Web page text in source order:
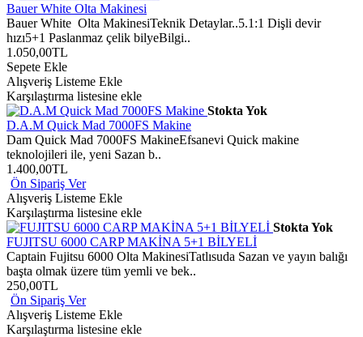
Bauer White Olta Makinesi
Bauer White Olta MakinesiTeknik Detaylar..5.1:1 Dişli devir
hızı5+1 Paslanmaz çelik bilyeBilgi..
1.050,00TL
Sepete Ekle
Alışveriş Listeme Ekle
Karşılaştırma listesine ekle
Stokta Yok
D.A.M Quick Mad 7000FS Makine
Dam Quick Mad 7000FS MakineEfsanevi Quick makine
teknolojileri ile, yeni Sazan b..
1.400,00TL
Ön Sipariş Ver
Alışveriş Listeme Ekle
Karşılaştırma listesine ekle
Stokta Yok
FUJITSU 6000 CARP MAKİNA 5+1 BİLYELİ
Captain Fujitsu 6000 Olta MakinesiTatlısuda Sazan ve yayın balığı
başta olmak üzere tüm yemli ve bek..
250,00TL
Ön Sipariş Ver
Alışveriş Listeme Ekle
Karşılaştırma listesine ekle